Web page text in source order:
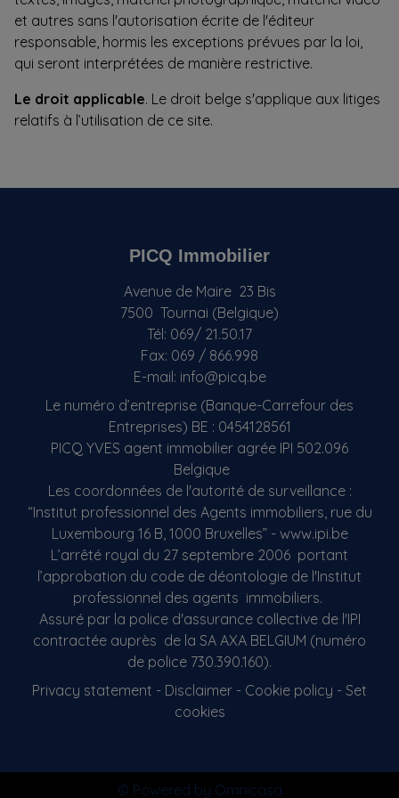
et autres sans l'autorisation écrite de l'éditeur
responsable, hormis les exceptions prévues par la loi,
qui seront interprétées de manière restrictive.
Le droit applicable. Le droit belge s'applique aux litiges
relatifs à l’utilisation de ce site.
PICQ Immobilier
Avenue de Maire 23 Bis
7500 Tournai (Belgique)
Tél: 069/ 21.50.17
Fax: 069 / 866.998
E-mail: info@picq.be
Le numéro d’entreprise (Banque-Carrefour des
Entreprises) BE : 0454128561
PICQ YVES agent immobilier agrée IPI 502.096
Belgique
Les coordonnées de l'autorité de surveillance :
“Institut professionnel des Agents immobiliers, rue du
Luxembourg 16 B, 1000 Bruxelles” - www.ipi.be
L’arrêté royal du 27 septembre 2006 portant
l’approbation du code de déontologie de l'Institut
professionnel des agents immobiliers.
Assuré par la police d'assurance collective de l'IPI
contractée auprès de la SA AXA BELGIUM (numéro
de police 730.390.160).
Privacy statement - Disclaimer - Cookie policy - Set
cookies
© Powered by Omnicasa